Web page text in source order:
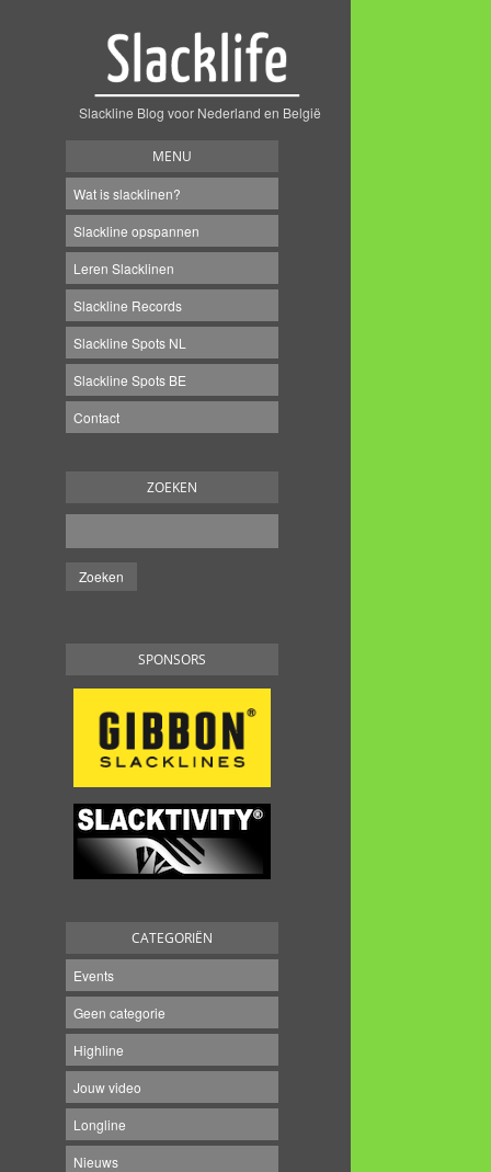
Slackline Blog voor Nederland en België
MENU
Wat is slacklinen?
Slackline opspannen
Leren Slacklinen
Slackline Records
Slackline Spots NL
Slackline Spots BE
Contact
ZOEKEN
SPONSORS
CATEGORIËN
Events
Geen categorie
Highline
Jouw video
Longline
Nieuws